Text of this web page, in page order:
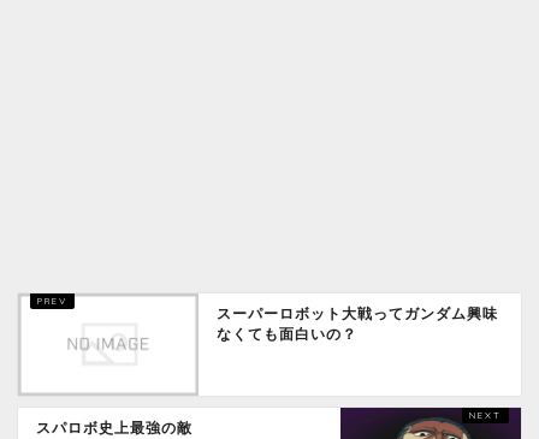
スーパーロボット大戦ってガンダム興味
なくても面白いの？
スパロボ史上最強の敵